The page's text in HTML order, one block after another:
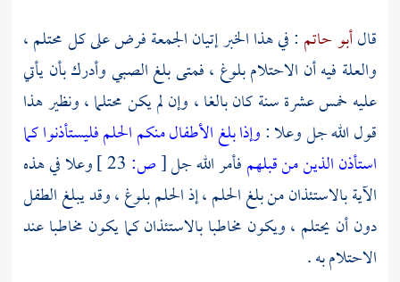
قالأبو حاتم : في هذا الخبر إتيان الجمعة فرض على كل محتلم ،
والعلة فيه أن الاحتلام بلوغ ، فمتى بلغ الصبي وأدرك بأن يأتي
عليه خمس عشرة سنة كان بالغا ، وإن لم يكن محتلما ، ونظير هذا
قول الله جل وعلا :وإذا بلغ الأطفال منكم الحلم فليستأذنوا كما
استأذن الذين من قبلهمفأمر الله جل[ص:
وعلا في هذه
الآية بالاستئذان من بلغ الحلم ، إذ الحلم بلوغ ، وقد يبلغ الطفل
دون أن يحتلم ، ويكون مخاطبا بالاستئذان كما يكون مخاطبا عند
الاحتلام به .